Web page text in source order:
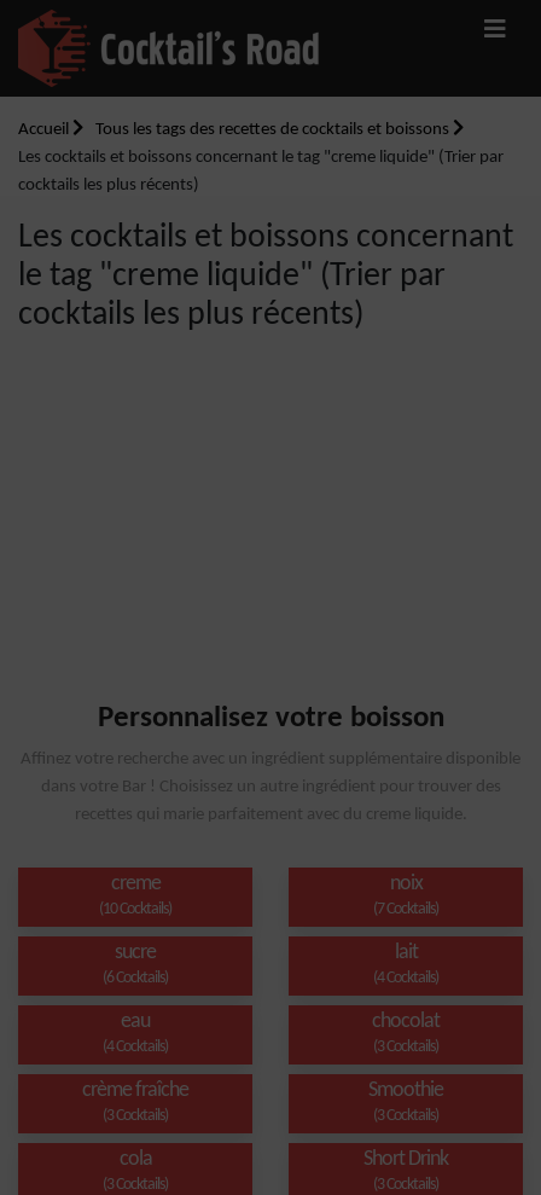
Accueil
Tous les tags des recettes de cocktails et boissons
Les cocktails et boissons concernant le tag "creme liquide" (Trier par
cocktails les plus récents)
Les cocktails et boissons concernant
le tag "creme liquide" (Trier par
cocktails les plus récents)
Personnalisez votre boisson
Affinez votre recherche avec un ingrédient supplémentaire disponible
dans votre Bar ! Choisissez un autre ingrédient pour trouver des
recettes qui marie parfaitement avec du creme liquide.
creme
(10 Cocktails)
noix
(7 Cocktails)
sucre
(6 Cocktails)
lait
(4 Cocktails)
eau
(4 Cocktails)
chocolat
(3 Cocktails)
crème fraîche
(3 Cocktails)
Smoothie
(3 Cocktails)
cola
(3 Cocktails)
Short Drink
(3 Cocktails)